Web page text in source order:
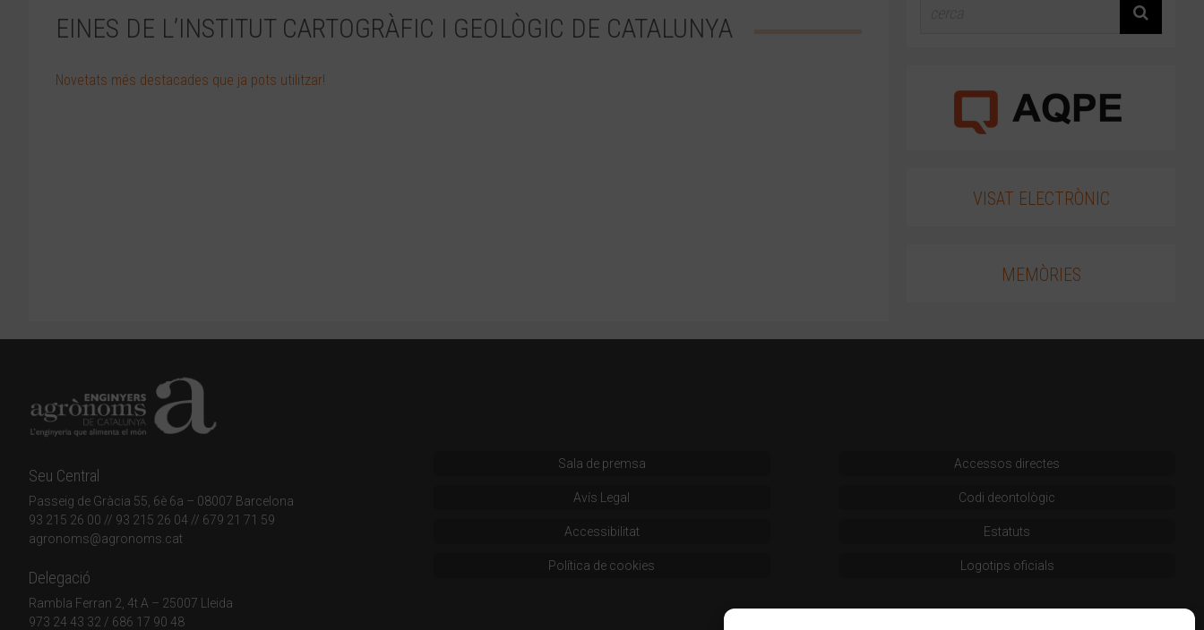
EINES DE L’INSTITUT CARTOGRÀFIC I GEOLÒGIC DE CATALUNYA
Novetats més destacades que ja pots utilitzar!
VISAT ELECTRÒNIC
MEMÒRIES
Seu Central
Passeig de Gràcia 55, 6è 6a – 08007 Barcelona
93 215 26 00 // 93 215 26 04 // 679 21 71 59
agronoms@agronoms.cat
Delegació
Rambla Ferran 2, 4t A – 25007 Lleida
973 24 43 32 / 686 17 90 48
Sala de premsa
Avís Legal
Accessibilitat
Política de cookies
Accessos directes
Codi deontològic
Estatuts
Logotips oficials